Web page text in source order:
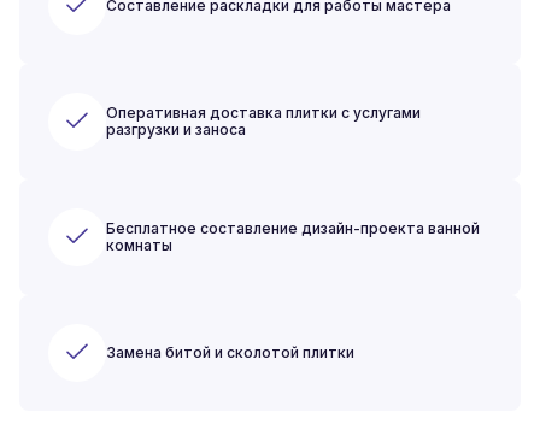
Составление раскладки для работы мастера
Оперативная доставка плитки с услугами
разгрузки и заноса
Бесплатное составление дизайн-проекта ванной
комнаты
Замена битой и сколотой плитки